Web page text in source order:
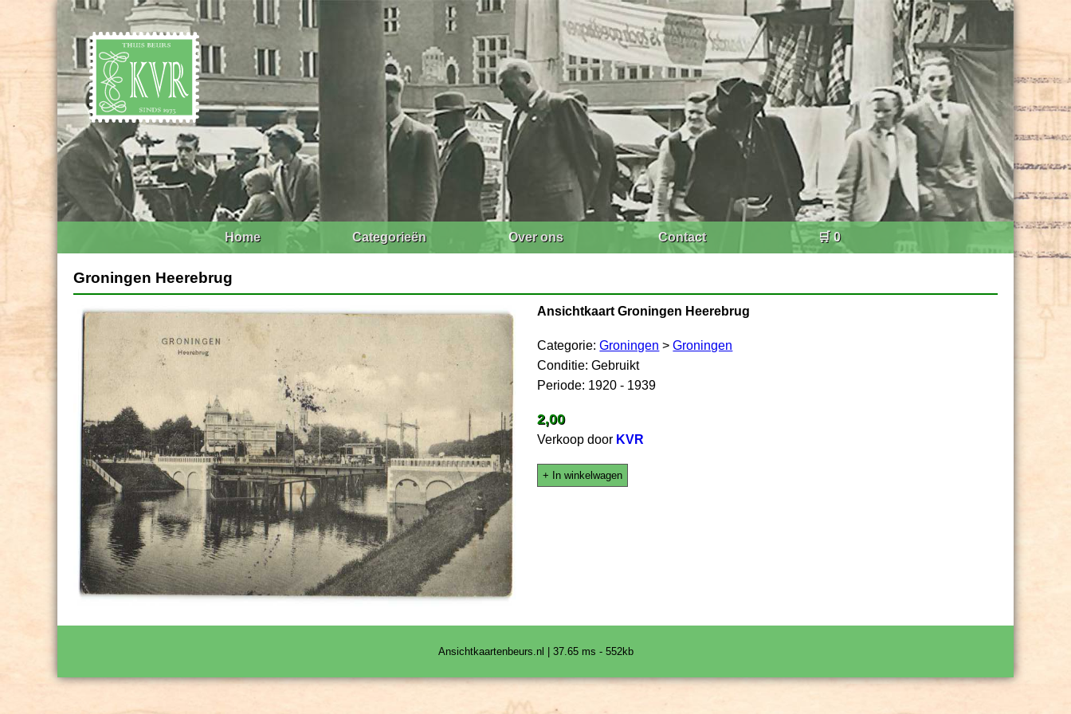
Home Categorieën Over ons Contact 🛒 0
Groningen Heerebrug
Ansichtkaart Groningen Heerebrug
Categorie:Groningen >Groningen
Conditie: Gebruikt
Periode: 1920 - 1939
2,00
Verkoop door KVR
+ In winkelwagen
Ansichtkaartenbeurs.nl | 37.65 ms - 552kb